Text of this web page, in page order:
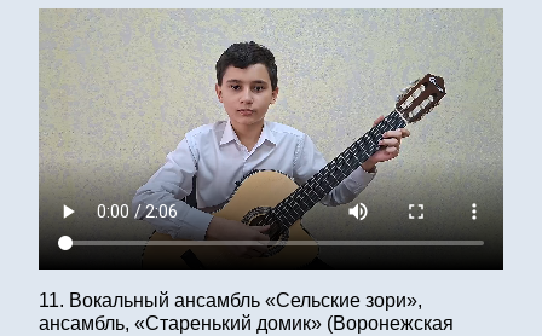
11. Вокальный ансамбль «Сельские зори»,
ансамбль, «Старенький домик» (Воронежская